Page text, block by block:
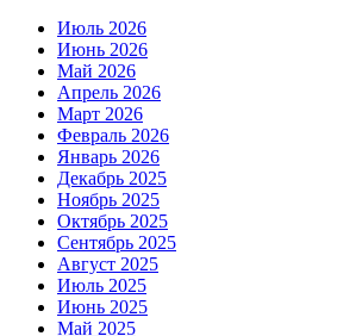
Июль 2026
Июнь 2026
Май 2026
Апрель 2026
Март 2026
Февраль 2026
Январь 2026
Декабрь 2025
Ноябрь 2025
Октябрь 2025
Сентябрь 2025
Август 2025
Июль 2025
Июнь 2025
Май 2025